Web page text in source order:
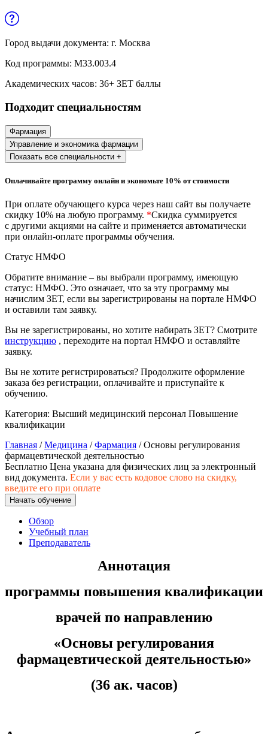
Социология и социальная работа
и служащих
История и археология
Психологические науки
Техносферная безопасность и ОТ
природообустройство
Экологическая безопасность в
Управление охраной труда.
Техносферная безопасность
Допуски
Безопасность труда
Экономика и управление
общественного питания в
организации
Управление административно-
хозяйственной деятельностью
Техника-технологии
Прикладная геология, горное дело,
нефтегазовое дело и геодезия
Техника и технологии наземного
Техника и технологии строительства
Ядерная энергетика и технологии
Культура и спорт
Физкультура и спорт
Город выдачи документа: г. Москва
Код программы: М33.003.4
Академических часов: 36+ ЗЕТ баллы
Подходит специальностям
Фармация
Управление и экономика фармации
Показать все специальности +
Оплачивайте программу онлайн и экономьте 10% от стоимости
При оплате обучающего курса через наш сайт вы получаете
скидку 10% на любую программу. *Скидка суммируется
с другими акциями на сайте и применяется автоматически
при онлайн-оплате программы обучения.
Статус НМФО
Обратите внимание – вы выбрали программу, имеющую
статус: НМФО. Это означает, что за эту программу мы
начислим ЗЕТ, если вы зарегистрированы на портале НМФО
и оставили там заявку.
Вы не зарегистрированы, но хотите набирать ЗЕТ? Смотрите
инструкцию , переходите на портал НМФО и оставляйте
заявку.
Вы не хотите регистрироваться? Продолжите оформление
заказа без регистрации, оплачивайте и приступайте к
обучению.
Категория: Высший медицинский персонал Повышение
квалификации
Главная /Медицина /Фармация / Основы регулирования
фармацевтической деятельностью
Бесплатно Цена указана для физических лиц за электронный
вид документа. Если у вас есть кодовое слово на скидку,
введите его при оплате
Начать обучение
Обзор
Учебный план
Преподаватель
Аннотация
программы повышения квалификации
врачей по направлению
«Основы регулирования
фармацевтической деятельностью»
(36 ак. часов)